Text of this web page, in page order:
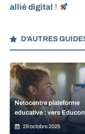
allié digital !
D'AUTRES
Netocentre plateforme
educative : vers
29 octobre 2025